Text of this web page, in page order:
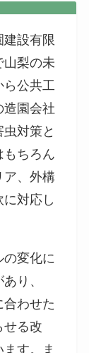
設有限
山梨の未
公共工
造園会社
対策と
もちろん
ア、外構
対応し
変化に
り、
合わせた
せる改
す。ま